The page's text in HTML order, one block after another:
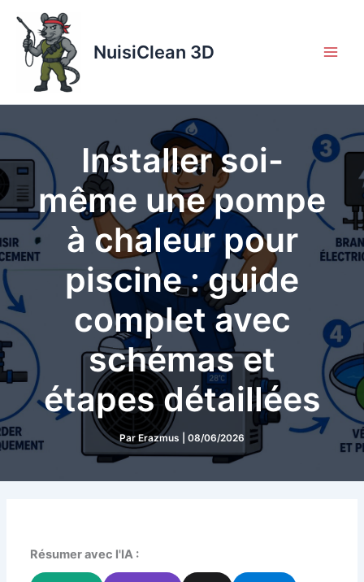
contenu
NuisiClean 3D
Installer soi-
même une pompe
à chaleur pour
piscine : guide
complet avec
schémas et
étapes détaillées
Par Erazmus 08/06/2026
Résumer avec l'IA :